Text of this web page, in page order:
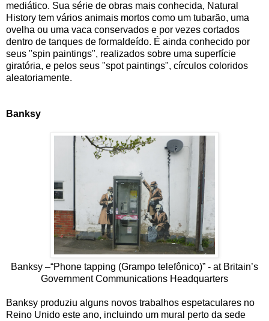
mediático. Sua série de obras mais conhecida, Natural
History tem vários animais mortos como um tubarão, uma
ovelha ou uma vaca conservados e por vezes cortados
dentro de tanques de formaldeído. É ainda conhecido por
seus "spin paintings", realizados sobre uma superfície
giratória, e pelos seus "spot paintings", círculos coloridos
aleatoriamente.
Banksy
Banksy –“Phone tapping (Grampo telefônico)” - at Britain’s
Government Communications Headquarters
Banksy produziu alguns novos trabalhos espetaculares no
Reino Unido este ano, incluindo um mural perto da sede